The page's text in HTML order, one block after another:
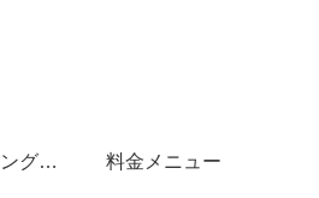
グと 料金メニュー